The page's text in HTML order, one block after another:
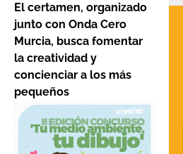
El certamen, organizado
junto con Onda Cero
Murcia, busca fomentar
la creatividad y
concienciar a los más
pequeños